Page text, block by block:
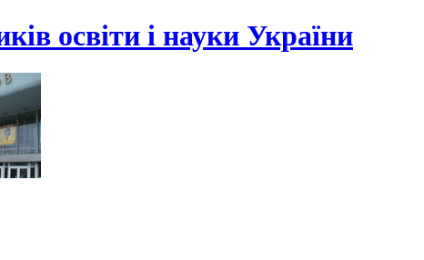
освіти і науки України